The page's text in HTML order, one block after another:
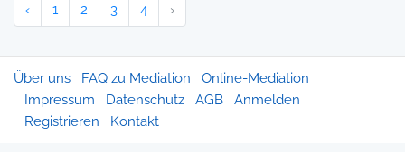
‹ 1 2 3 4 ›
Über uns FAQ zu Mediation
Online-Mediation
Impressum
Datenschutz AGB
Anmelden
Registrieren
Kontakt